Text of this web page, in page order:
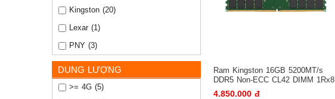
Kingston (20)
Lexar (1)
PNY (3)
DUNG LƯỢNG
>= 4G (5)
Ram Kingston 16GB 5200MT/s
DDR5 Non-ECC CL42 DIMM 1Rx8
4.850.000 đ